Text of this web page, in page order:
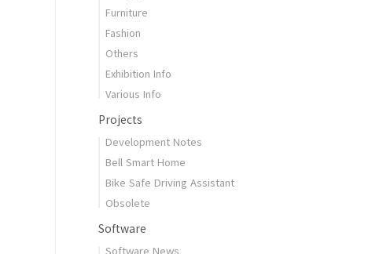
Furniture
Fashion
Others
Exhibition Info
Various Info
Projects
Development Notes
Bell Smart Home
Bike Safe Driving Assistant
Obsolete
Software
Software News